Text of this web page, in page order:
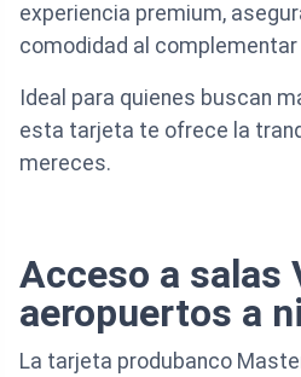
experiencia premium,
comodidad al
Ideal para quienes buscan
esta tarjeta te ofrece la
mereces.
Acceso a salas
aeropuertos a
La tarjeta produbanco